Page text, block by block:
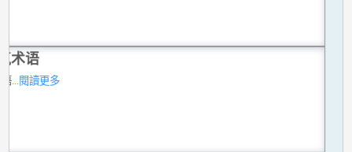
术语
...閱讀更多